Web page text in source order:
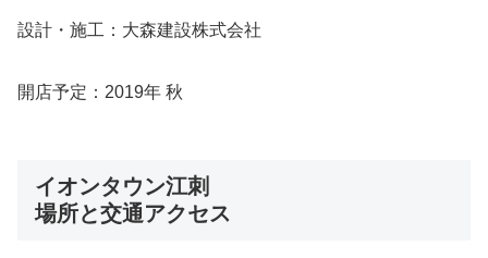
設計・施工：大森建設株式会社
開店予定：2019年 秋
イオンタウン江刺
場所と交通アクセス